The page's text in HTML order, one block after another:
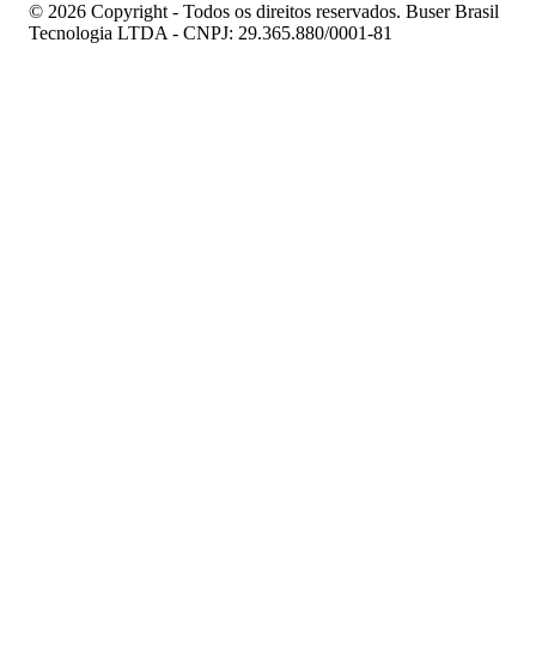
© 2026 Copyright - Todos os direitos reservados. Buser Brasil
Tecnologia LTDA - CNPJ: 29.365.880/0001-81